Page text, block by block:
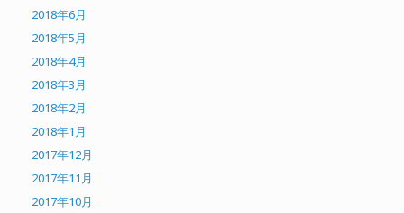
2018年6月
2018年5月
2018年4月
2018年3月
2018年2月
2018年1月
2017年12月
2017年11月
2017年10月